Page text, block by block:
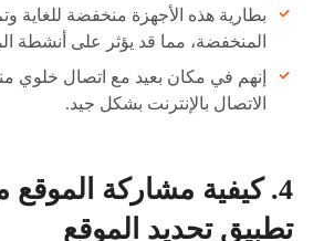
بطارية هذه الأجهزة منخفضة للغاية
المنخفضة، مما قد يؤثر على أنشطة
إنهم في مكان بعيد مع اتصال خلوي
الاتصال بالإنترنت بشكل جيد.
4. كيفية مشاركة
تطبيق تحديد الموقع